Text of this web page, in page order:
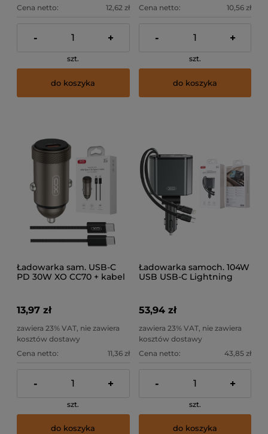
Cena netto:
12,62 zł
- +
szt.
do koszyka
Cena netto:
10,56 zł
- +
szt.
do koszyka
Ładowarka sam. USB-C
PD 30W XO CC70 + kabel
13,97 zł
zawiera 23% VAT, nie zawiera
kosztów dostawy
Cena netto:
11,36 zł
- +
szt.
do koszyka
Ładowarka samoch. 104W
USB USB-C Lightning
53,94 zł
zawiera 23% VAT, nie zawiera
kosztów dostawy
Cena netto:
43,85 zł
- +
szt.
do koszyka